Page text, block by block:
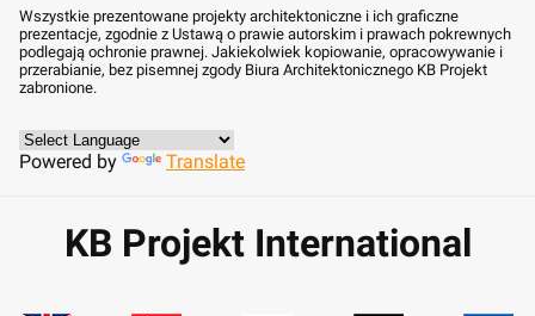
Wszystkie prezentowane projekty architektoniczne i ich graficzne
prezentacje, zgodnie z Ustawą o prawie autorskim i prawach pokrewnych
podlegają ochronie prawnej. Jakiekolwiek kopiowanie, opracowywanie i
przerabianie, bez pisemnej zgody Biura Architektonicznego KB Projekt
zabronione.
Powered by Translate
KB Projekt International